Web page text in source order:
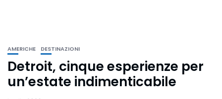
AMERICHE DESTINAZIONI
Detroit, cinque esperienze per
un’estate indimenticabile